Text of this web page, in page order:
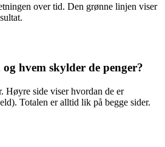
over tid. Den grønne linjen viser
hvem skylder de penger?
Høyre side viser hvordan de er
Totalen er alltid lik på begge sider.